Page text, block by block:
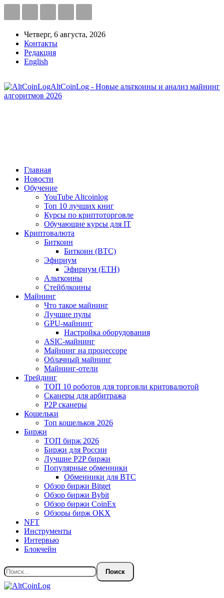
Четверг, 6 августа, 2026
Контакты
Редакция
English
AltCoinLog - Новые альткоины и анализ майнинг
алгоритмов 2026
Главная
Новости
Обучение
YouTube Altcoinlog
Топ 10 лучших книг
Курсы по криптоторговле
Обучающие курсы для IT
Криптовалюта
Биткоин
Биткоин (BTC)
Эфириум
Эфириум (ETH)
Альткоины
Стейблкоины
Майнинг
Что такое майнинг
Лучшие пулы
GPU-майнинг
Настройка оборудования
ASIC-майнинг
Майнинг на процессоре
Облачный майнинг
Майнинг-отели
Трейдинг
ТОП 10 роботов для торговли критовалютой
Сканеры для арбитража
P2P сканеры
Кошельки
Топ кошельков 2026
Биржи
ТОП бирж 2026
Биржи для России
Лучшие P2P биржи
Популярные обменники
Обменники для BTC
Обзор биржи Bitget
Обзор биржи Bybit
Обзор биржи CoinEx
Обзоры бирж OKX
NFT
Инструменты
Интервью
Блокчейн